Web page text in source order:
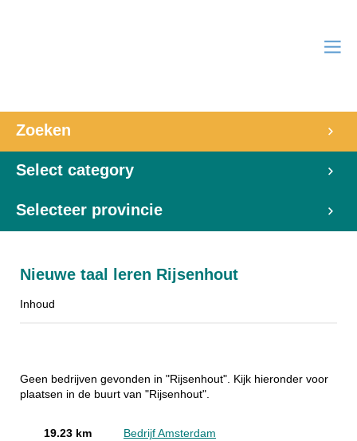
Zoeken
Select category
Selecteer provincie
Nieuwe taal leren Rijsenhout
Inhoud
Geen bedrijven gevonden in "Rijsenhout". Kijk hieronder voor
plaatsen in de buurt van "Rijsenhout".
19.23 km Bedrijf Amsterdam